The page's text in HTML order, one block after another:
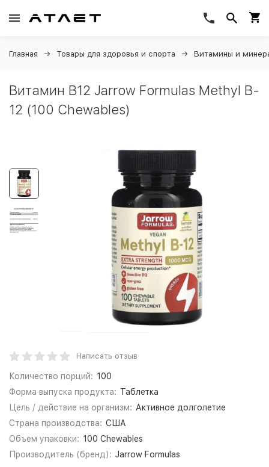
Главная Товары для здоровья и спорта Витамины и
Витамин B12 Jarrow Formulas Methyl B-
12 (100 Chewables)
Написать отзыв
Количество порций: 100
Форма выпуска продукта: Таблетка
Цель / действие на организм: Активное долголетие
Страна производства: США
Объем упаковки: 100 Chewables
Производитель (бренд): Jarrow Formulas